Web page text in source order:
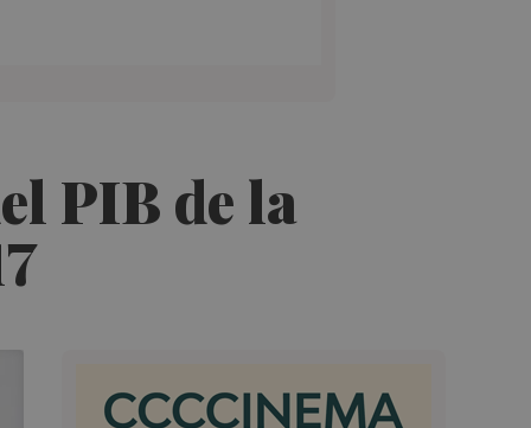
PIB de la